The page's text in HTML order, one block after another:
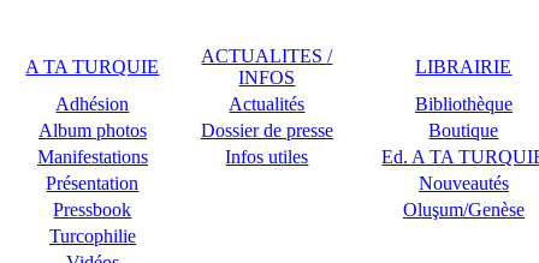
A TA TURQUIE
ACTUALITES /
INFOS
LIBRAIRIE
Adhésion
Actualités
Bibliothèque
Album photos
Dossier de presse
Boutique
Manifestations
Infos utiles
Ed. A TA
Présentation
Nouveautés
Pressbook
Oluşum/Genèse
Turcophilie